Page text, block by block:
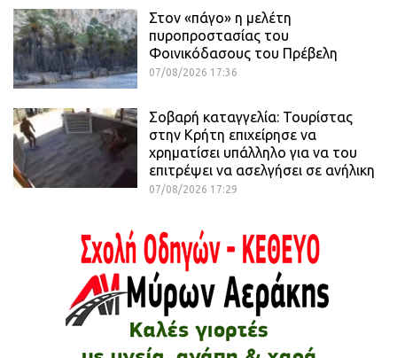
Στον «πάγο» η μελέτη
πυροπροστασίας του
Φοινικόδασους του Πρέβελη
07/08/2026 17:36
Σοβαρή καταγγελία: Τουρίστας
στην Κρήτη επιχείρησε να
χρηματίσει υπάλληλο για να του
επιτρέψει να ασελγήσει σε ανήλικη
07/08/2026 17:29